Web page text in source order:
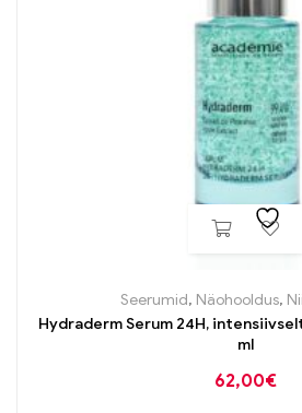
Seerumid, Näohooldus,
Hydraderm Serum 24H,
ml
62,00€